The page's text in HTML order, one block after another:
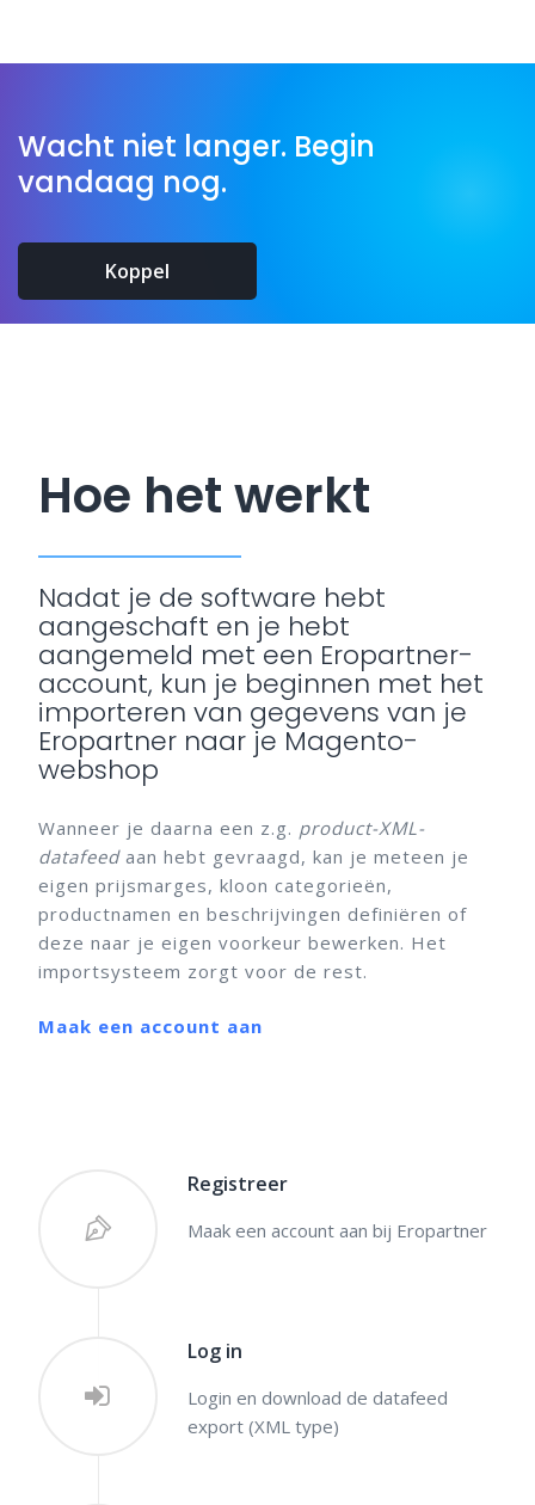
Wacht niet langer. Begin
vandaag nog.
Koppel
Hoe het werkt
Nadat je de software hebt
aangeschaft en je hebt
aangemeld met een Eropartner-
account, kun je beginnen met het
importeren van gegevens van je
Eropartner naar je Magento-
webshop
Wanneer je daarna een z.g. product-XML-
datafeedaan hebt gevraagd, kan je meteen je
eigen prijsmarges, kloon categorieën,
productnamen en beschrijvingen definiëren of
deze naar je eigen voorkeur bewerken. Het
importsysteem zorgt voor de rest.
Maak een account aan
Registreer
Maak een account aan bij Eropartner
Log in
Login en download de datafeed
export (XML type)